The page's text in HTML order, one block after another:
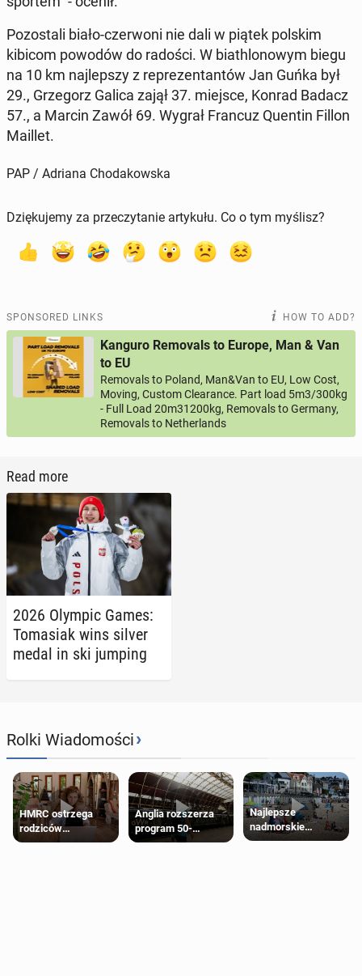
Po­zostali biało-cz­er­woni nie dali w piątek polskim
kibicom powodów do radości. W biathlonowym biegu
na 10 km na­jlep­szy z reprezen­tan­tów Jan Guńka był
29., Grze­gorz Galica zajął 37. miejsce, Konrad Badacz
57., a Marcin Zawół 69. Wygrał Francuz Quentin Fillon
Maillet.
PAP / Adriana Chodakowska
Dziękujemy za przeczytanie artykułu. Co o tym myślisz?
SPONSORED LINKS HOW TO ADD?
Kanguro Removals to Europe, Man & Van
to EU
Removals to Poland, Man&Van to EU, Low Cost,
Moving, Custom Clearance. Part load 5m3/300kg
- Full Load 20m31200kg, Removals to Germany,
Removals to Netherlands
Read more
2026 Olympic Games:
Tomasi­ak wins silver
medal in ski jumping
Rolki Wiadomości›
HMRC ostrzega
rodziców
pobierających Child
Anglia rozszerza
program 50-
procentowych
Najlepsze
nadmorskie
miasteczko blisko